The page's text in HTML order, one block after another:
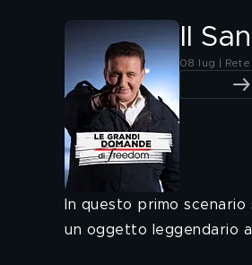
Il
08 lug | Rete
In questo primo
un oggetto leggendario